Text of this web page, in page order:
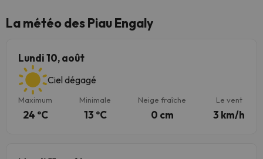
La météo des Piau Engaly
Lundi 10, août
Ciel dégagé
Maximum
24 ºC
Minimale
13 ºC
Neige fraîche
0 cm
Le vent
3 km/h